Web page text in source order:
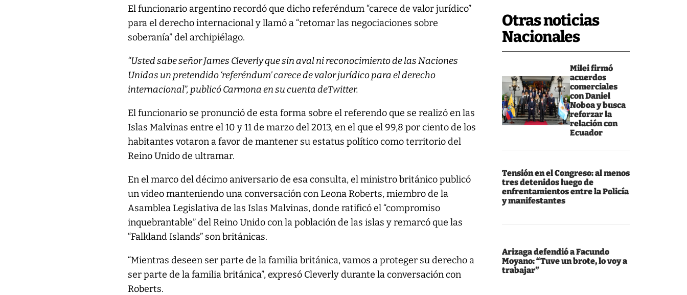
Otras noticias
Nacionales
Milei firmó
acuerdos
comerciales
con Daniel
Noboa y busca
reforzar la
relación con
Ecuador
Tensión en el Congreso: al menos
tres detenidos luego de
enfrentamientos entre la Policía
y manifestantes
Arizaga defendió a Facundo
Moyano: “Tuve un brote, lo voy a
trabajar”
El funcionario argentino recordó que dicho referéndum “carece de valor jurídico”
para el derecho internacional y llamó a “retomar las negociaciones sobre
soberanía” del archipiélago.
“Usted sabe señor James Cleverly que sin aval ni reconocimiento de las Naciones
Unidas un pretendido ‘referéndum’ carece de valor jurídico para el derecho
internacional”, publicó Carmona en su cuenta deTwitter.
El funcionario se pronunció de esta forma sobre el referendo que se realizó en las
Islas Malvinas entre el 10 y 11 de marzo del 2013, en el que el 99,8 por ciento de los
habitantes votaron a favor de mantener su estatus político como territorio del
Reino Unido de ultramar.
En el marco del décimo aniversario de esa consulta, el ministro británico publicó
un video manteniendo una conversación con Leona Roberts, miembro de la
Asamblea Legislativa de las Islas Malvinas, donde ratificó el “compromiso
inquebrantable” del Reino Unido con la población de las islas y remarcó que las
“Falkland Islands” son británicas.
“Mientras deseen ser parte de la familia británica, vamos a proteger su derecho a
ser parte de la familia británica”, expresó Cleverly durante la conversación con
Roberts.